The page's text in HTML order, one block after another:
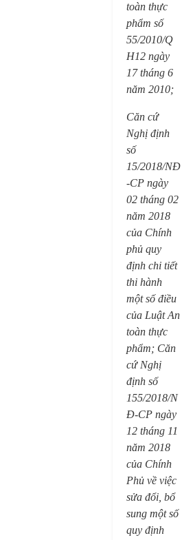
toàn thực
phẩm số
55/2010/Q
H12 ngày
17 tháng 6
năm 2010;
Căn cứ
Nghị định
số
15/2018/NĐ
-CP ngày
02 tháng 02
năm 2018
của Chính
phủ quy
định chi tiết
thi hành
một số điều
của Luật An
toàn thực
phẩm; Căn
cứ Nghị
định số
155/2018/N
Đ-CP ngày
12 tháng 11
năm 2018
của Chính
Phủ về việc
sửa đổi, bổ
sung một số
quy định